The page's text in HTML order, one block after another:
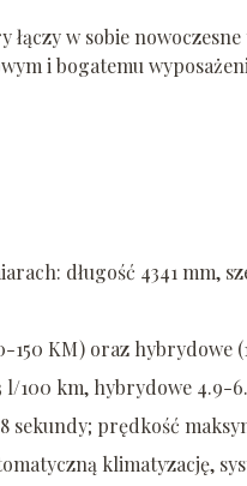
łączy w sobie
i bogatemu
długość 4341 mm,
KM) oraz hybrydowe
100 km, hybrydowe 4.9-
sekundy; prędkość
klimatyzację,